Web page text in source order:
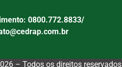
0800.772.8833/
– Todos os direitos reservados